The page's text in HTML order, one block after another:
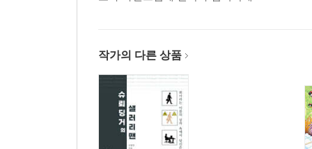
작가의 다른 상품